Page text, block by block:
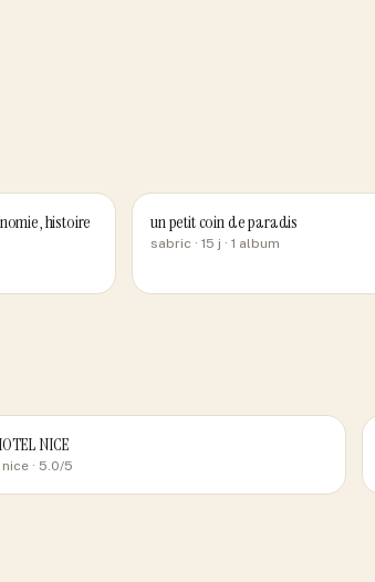
histoire
un petit coin de paradis
sabric · 15 j · 1 album
NICE
nice · 5.0/5